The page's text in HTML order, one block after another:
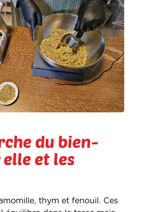
du bien-
et les
thym et fenouil. Ces